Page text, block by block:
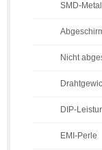
SMD-
Nicht
DIP-
EMI-Perle